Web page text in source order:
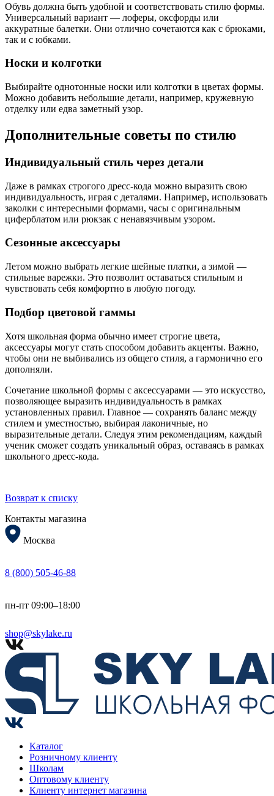
Обувь должна быть удобной и соответствовать стилю формы.
Универсальный вариант — лоферы, оксфорды или
аккуратные балетки. Они отлично сочетаются как с брюками,
так и с юбками.
Носки и колготки
Выбирайте однотонные носки или колготки в цветах формы.
Можно добавить небольшие детали, например, кружевную
отделку или едва заметный узор.
Дополнительные советы по стилю
Индивидуальный стиль через детали
Даже в рамках строгого дресс-кода можно выразить свою
индивидуальность, играя с деталями. Например, использовать
заколки с интересными формами, часы с оригинальным
циферблатом или рюкзак с ненавязчивым узором.
Сезонные аксессуары
Летом можно выбрать легкие шейные платки, а зимой —
стильные варежки. Это позволит оставаться стильным и
чувствовать себя комфортно в любую погоду.
Подбор цветовой гаммы
Хотя школьная форма обычно имеет строгие цвета,
аксессуары могут стать способом добавить акценты. Важно,
чтобы они не выбивались из общего стиля, а гармонично его
дополняли.
Сочетание школьной формы с аксессуарами — это искусство,
позволяющее выразить индивидуальность в рамках
установленных правил. Главное — сохранять баланс между
стилем и уместностью, выбирая лаконичные, но
выразительные детали. Следуя этим рекомендациям, каждый
ученик сможет создать уникальный образ, оставаясь в рамках
школьного дресс-кода.
Возврат к списку
Контакты магазина
Москва
8 (800) 505-46-88
пн-пт 09:00–18:00
shop@skylake.ru
Каталог
Розничному клиенту
Школам
Оптовому клиенту
Клиенту интернет магазина